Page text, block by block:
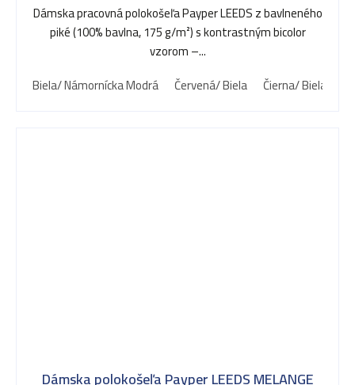
Dámska pracovná polokošeľa Payper LEEDS z bavlneného
piké (100% bavlna, 175 g/m²) s kontrastným bicolor
vzorom –...
Biela/ Námornícka Modrá
Červená/ Biela Čierna/ Biela
Dámska polokošeľa Payper LEEDS MELANGE